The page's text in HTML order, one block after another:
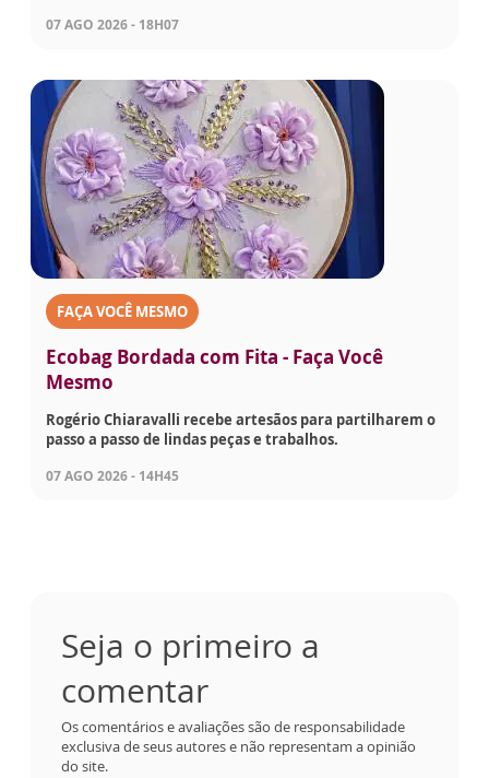
07 AGO 2026 - 18H07
FAÇA VOCÊ MESMO
Ecobag Bordada com Fita - Faça Você
Mesmo
Rogério Chiaravalli recebe artesãos para partilharem o
passo a passo de lindas peças e trabalhos.
07 AGO 2026 - 14H45
Seja o primeiro a
comentar
Os comentários e avaliações são de responsabilidade
exclusiva de seus autores e não representam a opinião
do site.